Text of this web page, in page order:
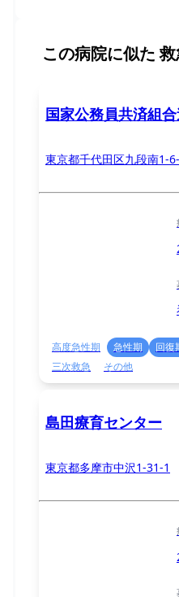
この病院に似た
国家公務員共済組
東京都千代田区九段南1-
高度急性期 急性期 回復
三次救急
その他
島田療育センター
東京都多摩市中沢1-31-1